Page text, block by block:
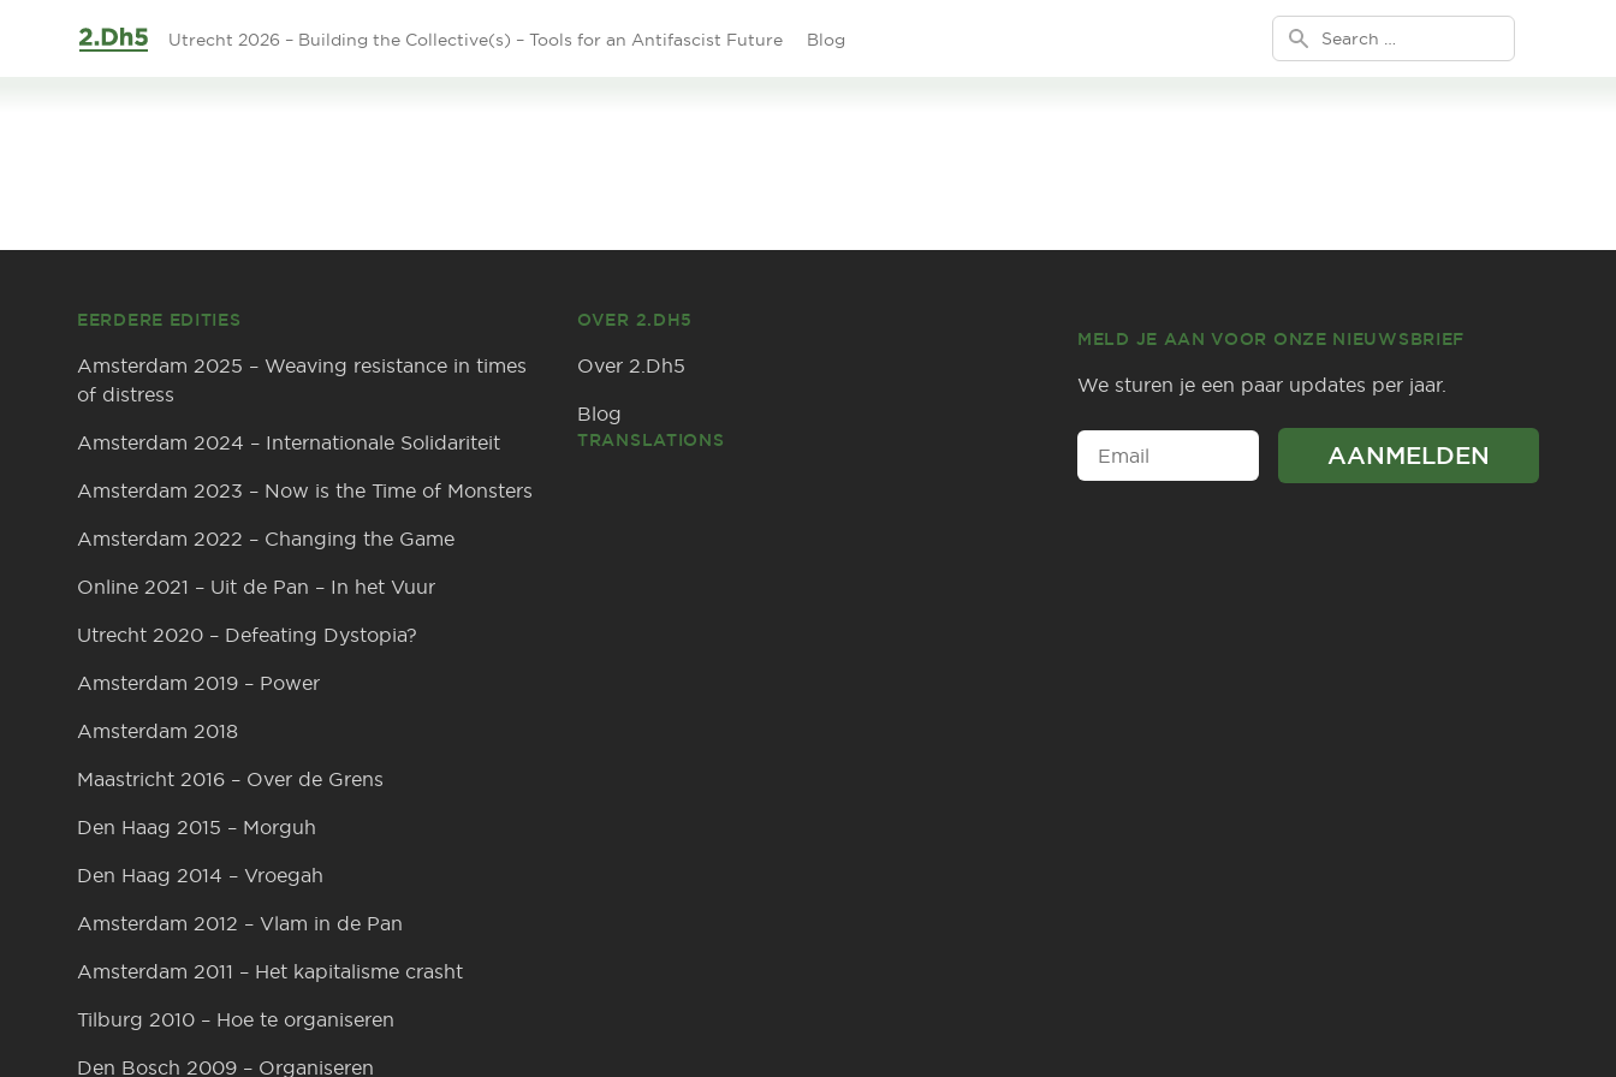
Utrecht 2026 – Building the Collective(s) – Tools for an Antifascist Future Blog Search for:
EERDERE EDITIES
Amsterdam 2025 – Weaving resistance in times
of distress
Amsterdam 2024 – Internationale Solidariteit
Amsterdam 2023 – Now is the Time of Monsters
Amsterdam 2022 – Changing the Game
Online 2021 – Uit de Pan – In het Vuur
Utrecht 2020 – Defeating Dystopia?
Amsterdam 2019 – Power
Amsterdam 2018
Maastricht 2016 – Over de Grens
Den Haag 2015 – Morguh
Den Haag 2014 – Vroegah
Amsterdam 2012 – Vlam in de Pan
Amsterdam 2011 – Het kapitalisme crasht
Tilburg 2010 – Hoe te organiseren
Den Bosch 2009 – Organiseren
OVER 2.DH5
Over 2.Dh5
Blog
TRANSLATIONS
MELD JE AAN VOOR ONZE NIEUWSBRIEF
We sturen je een paar updates per jaar.